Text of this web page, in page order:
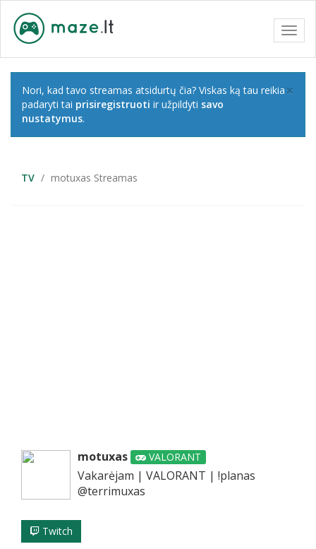
×
Nori, kad tavo streamas atsidurtų čia? Viskas ką tau reikia
padaryti tai prisiregistruoti ir užpildyti savo
nustatymus.
TV motuxas Streamas
motuxas VALORANT
Vakarėjam | VALORANT | !planas
@terrimuxas
Twitch